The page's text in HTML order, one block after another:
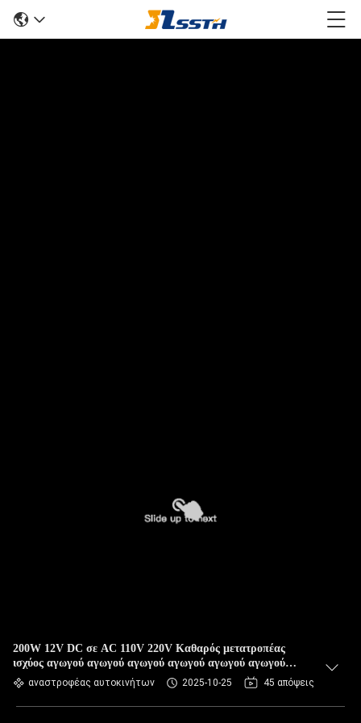
200W 12V DC σε AC 110V 220V Καθαρός μετατροπέας
ισχύος αγωγού αγωγού αγωγού αγωγού αγωγού αγωγού
αγωγού αγωγού αγωγού αγωγού αγωγού αγωγού αγωγού
αγωγού αγωγού αγωγού αγωγού αγωγού αγωγού αγωγού
αγωγού αγωγού αγωγού αγωγού αγωγού αγωγού αγωγού
αναστροφέας αυτοκινήτων 2025-10-25 45 απόψεις